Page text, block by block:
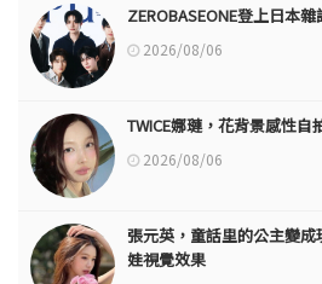
ZEROBASEONE登上日本
2026/08/06
TWICE娜璉，花背景感性
2026/08/06
張元英，童話里的公主變
娃視覺效果